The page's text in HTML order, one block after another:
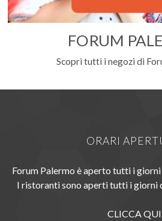
FORUM
Scopri tutti i negozi di
ORARI
Forum Palermo è aperto tutti i
I ristoranti sono aperti tutti i giorni
CLICCA QUI